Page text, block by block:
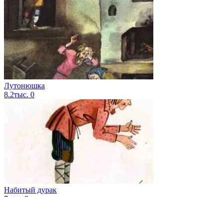
Лутонюшка
8.2тыс. 0
Набитый дурак